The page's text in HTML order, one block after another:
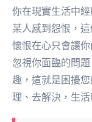
你在現實生活中
某人感到怨恨，
懷恨在心只會讓
忽視你面臨的問
趣，這就是困擾
理、去解決，生活